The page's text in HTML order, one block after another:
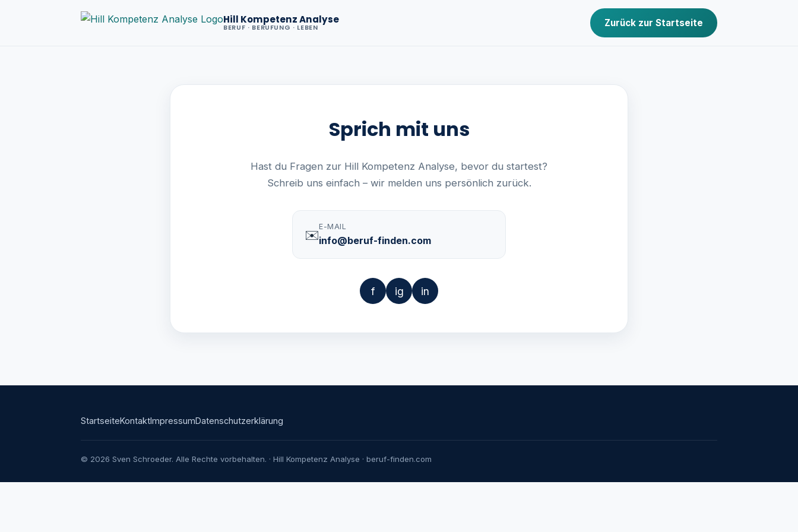
Hill Kompetenz Analyse
BERUF · BERUFUNG · LEBEN Zurück zur Startseite
Sprich mit uns
Hast du Fragen zur Hill Kompetenz Analyse, bevor du startest?
Schreib uns einfach – wir melden uns persönlich zurück.
✉️
E-MAIL
info@beruf-finden.com
f ig in
StartseiteKontaktImpressumDatenschutzerklärung
© 2026 Sven Schroeder. Alle Rechte vorbehalten. · Hill Kompetenz Analyse · beruf-finden.com